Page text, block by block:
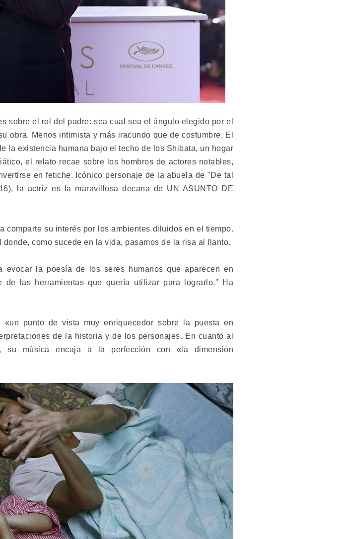
sobre el rol del padre: sea cual sea el ángulo elegido por el
obra. Menos intimista y más iracundo que de costumbre, El
la existencia humana bajo el techo de los Shibata, un hogar
el relato recae sobre los hombros de actores notables,
en fetiche. Icónico personaje de la abuela de "De tal
la actriz es la maravillosa decana de UN ASUNTO DE
comparte su interés por los ambientes diluidos en el tiempo.
como sucede en la vida, pasamos de la risa al llanto.
evocar la poesía de los seres humanos que aparecen en
las herramientas que quería utilizar para lograrlo." Ha
«un punto de vista muy enriquecedor sobre la puesta en
de la historia y de los personajes. En cuanto al
, su música encaja a la perfección con «la dimensión